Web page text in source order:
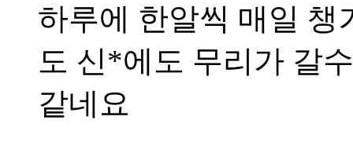
하루에 한알씩 매일
도 신*에도 무리가 갈
같네요